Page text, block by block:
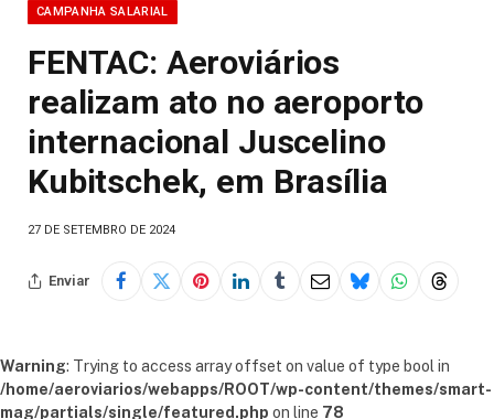
CAMPANHA SALARIAL
FENTAC: Aeroviários
realizam ato no aeroporto
internacional Juscelino
Kubitschek, em Brasília
27 DE SETEMBRO DE 2024
Enviar
Warning: Trying to access array offset on value of type bool in
/home/aeroviarios/webapps/ROOT/wp-content/themes/smart-
mag/partials/single/featured.php on line 78